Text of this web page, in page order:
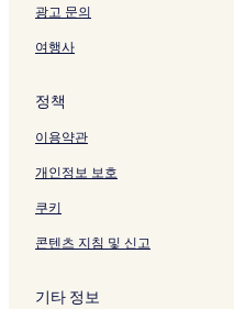
광고 문의
여행사
정책
이용약관
개인정보 보호
쿠키
콘텐츠 지침 및 신고
기타 정보